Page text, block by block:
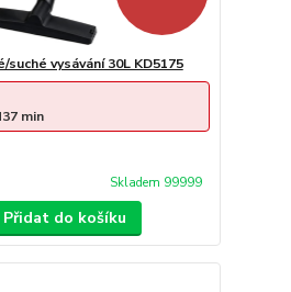
vysávání 30L KD5175
Skladem 99999
37 min
Přidat do košíku